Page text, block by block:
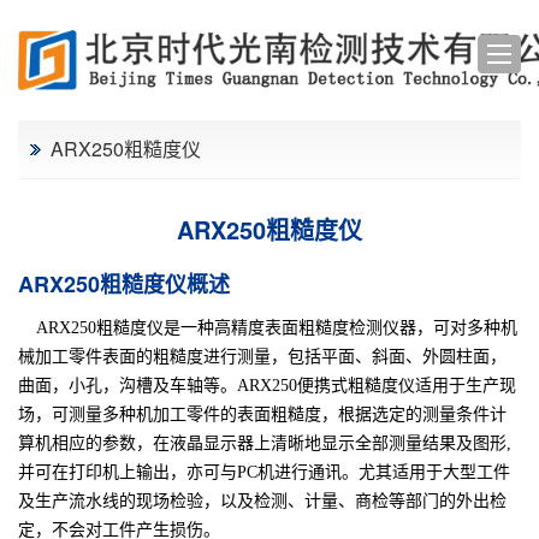
ARX250粗糙度仪
ARX250粗糙度仪
ARX250粗糙度仪概述
ARX250粗糙度仪是一种高精度表面粗糙度检测仪器，可对多种机
械加工零件表面的粗糙度进行测量，包括平面、斜面、外圆柱面，
曲面，小孔，沟槽及车轴等。ARX250便携式粗糙度仪适用于生产现
场，可测量多种机加工零件的表面粗糙度，根据选定的测量条件计
算机相应的参数，在液晶显示器上清晰地显示全部测量结果及图形,
并可在打印机上输出，亦可与PC机进行通讯。尤其适用于大型工件
及生产流水线的现场检验，以及检测、计量、商检等部门的外出检
定，不会对工件产生损伤。